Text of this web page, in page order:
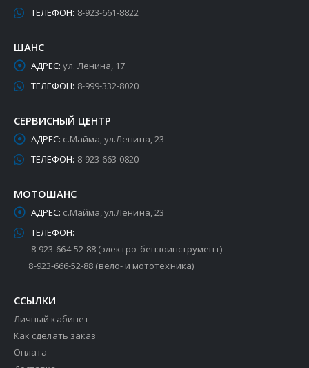
ТЕЛЕФОН: 8-923-661-8822
ШАНС
АДРЕС: ул. Ленина, 17
ТЕЛЕФОН: 8-999-332-8020
СЕРВИСНЫЙ ЦЕНТР
АДРЕС: с.Майма, ул.Ленина, 23
ТЕЛЕФОН: 8-923-663-0820
МОТОШАНС
АДРЕС: с.Майма, ул.Ленина, 23
ТЕЛЕФОН:
8-923-664-52-88 (электро-бензоинструмент)
8-923-666-52-88 (вело- и мототехника)
ССЫЛКИ
Личный кабинет
Как сделать заказ
Оплата